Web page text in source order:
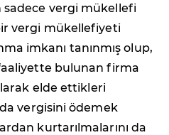
sadece vergi mükellefi
vergi mükellefiyeti
imkanı tanınmış olup,
faaliyette bulunan firma
elde ettikleri
vergisini ödemek
kurtarılmalarını da